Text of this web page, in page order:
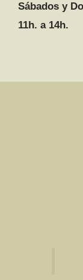
Sábados y
11h. a 14h.